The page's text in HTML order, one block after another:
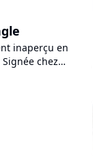
inaperçu en
chez